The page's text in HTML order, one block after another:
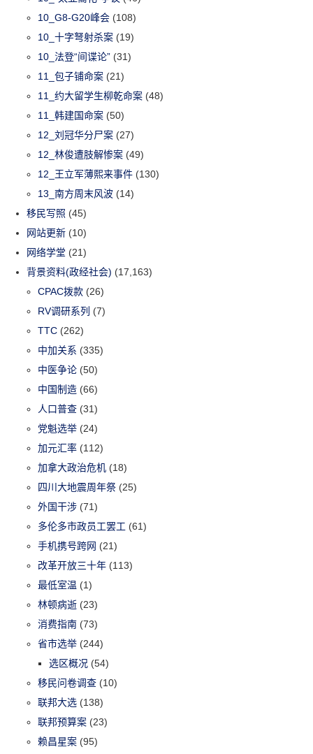
10_G8-G20峰会 (108)
10_十字弩射杀案 (19)
10_法登“间谍论” (31)
11_包子铺命案 (21)
11_约大留学生柳乾命案 (48)
11_韩建国命案 (50)
12_刘冠华分尸案 (27)
12_林俊遭肢解惨案 (49)
12_王立军薄熙来事件 (130)
13_南方周末风波 (14)
移民写照 (45)
网站更新 (10)
网络学堂 (21)
背景资料(政经社会) (17,163)
CPAC拨款 (26)
RV调研系列 (7)
TTC (262)
中加关系 (335)
中医争论 (50)
中国制造 (66)
人口普查 (31)
党魁选举 (24)
加元汇率 (112)
加拿大政治危机 (18)
四川大地震周年祭 (25)
外国干涉 (71)
多伦多市政员工罢工 (61)
手机携号跨网 (21)
改革开放三十年 (113)
最低室温 (1)
林顿病逝 (23)
消费指南 (73)
省市选举 (244)
选区概况 (54)
移民问卷调查 (10)
联邦大选 (138)
联邦预算案 (23)
赖昌星案 (95)